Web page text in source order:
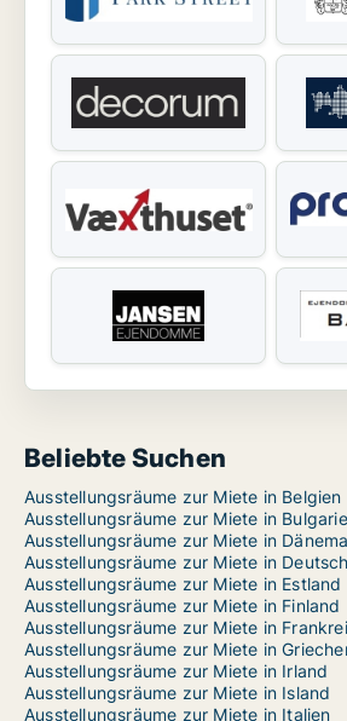
Beliebte Suchen
Ausstellungsräume zur Miete in Belgien
Ausstellungsräume zur Miete in
Ausstellungsräume zur Miete in
Ausstellungsräume zur Miete in
Ausstellungsräume zur Miete in Estland
Ausstellungsräume zur Miete in Finland
Ausstellungsräume zur Miete in
Ausstellungsräume zur Miete in
Ausstellungsräume zur Miete in Irland
Ausstellungsräume zur Miete in Island
Ausstellungsräume zur Miete in Italien